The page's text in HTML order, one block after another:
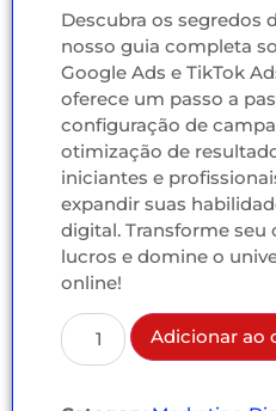
Descubra os segredos
nosso guia completa
Google Ads e TikTok
oferece um passo a
configuração de
otimização de
iniciantes e
expandir suas
digital. Transforme
lucros e domine o
online!
Adicionar ao